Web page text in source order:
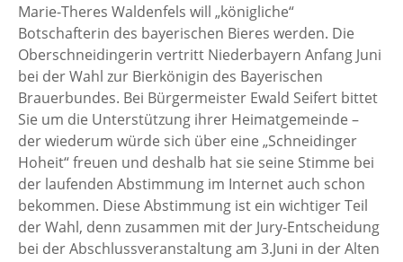
Marie-Theres Waldenfels will „königliche“
Botschafterin des bayerischen Bieres werden. Die
Oberschneidingerin vertritt Niederbayern Anfang Juni
bei der Wahl zur Bierkönigin des Bayerischen
Brauerbundes. Bei Bürgermeister Ewald Seifert bittet
Sie um die Unterstützung ihrer Heimatgemeinde –
der wiederum würde sich über eine „Schneidinger
Hoheit“ freuen und deshalb hat sie seine Stimme bei
der laufenden Abstimmung im Internet auch schon
bekommen. Diese Abstimmung ist ein wichtiger Teil
der Wahl, denn zusammen mit der Jury-Entscheidung
bei der Abschlussveranstaltung am 3.Juni in der Alten